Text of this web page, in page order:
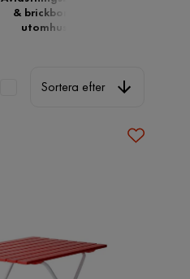
& brickbord
utomhus
Sortera efter